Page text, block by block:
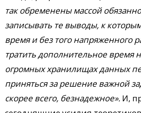
так обременены массой
записывать те выводы, к
время и без того напряженного
тратить дополнительное время
огромных хранилищах данных
приняться за решение важной
скорее всего, безнадежное». И,